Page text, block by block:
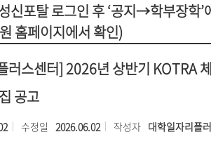
신포탈 로그인 후 ‘공지→학부장학’
홈페이지에서 확인)
러스센터] 2026년 상반기 KOTRA
공고
수정일 2026.06.02 작성자 대학일자리플